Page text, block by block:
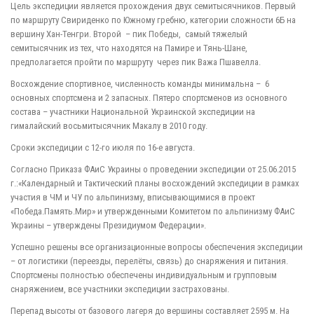
Цель экспедиции является прохождения двух семитысячников. Первый
по маршруту Свириденко по Южному гребню, категории сложности 6Б на
вершину Хан-Тенгри. Второй – пик Победы, самый тяжелый
семитысячник из тех, что находятся на Памире и Тянь-Шане,
предполагается пройти по маршруту через пик Важа Пшавелла.
Восхождение спортивное, численность команды минимальна – 6
основных спортсмена и 2 запасных. Пятеро спортсменов из основного
состава – участники Национальной Украинской экспедиции на
гималайский восьмитысячник Макалу в 2010 году.
Сроки экспедиции с 12-го июля по 16-е августа.
Согласно Приказа ФАиС Украины о проведении экспедиции от 25.06.2015
г.:«Календарный и Тактический планы восхождений экспедиции в рамках
участия в ЧМ и ЧУ по альпинизму, вписывающимися в проект
«Победа.Память.Мир» и утвержденными Комитетом по альпинизму ФАиС
Украины – утверждены Президиумом Федерации».
Успешно решены все организационные вопросы обеспечения экспедиции
– от логистики (переезды, перелёты, связь) до снаряжения и питания.
Спортсмены полностью обеспечены индивидуальным и групповым
снаряжением, все участники экспедиции застрахованы.
Перепад высоты от базового лагеря до вершины составляет 2595 м. На